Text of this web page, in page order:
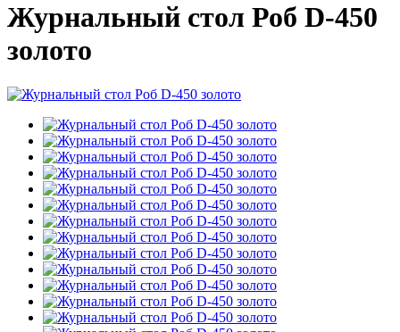
Журнальный стол Роб D-450
золото